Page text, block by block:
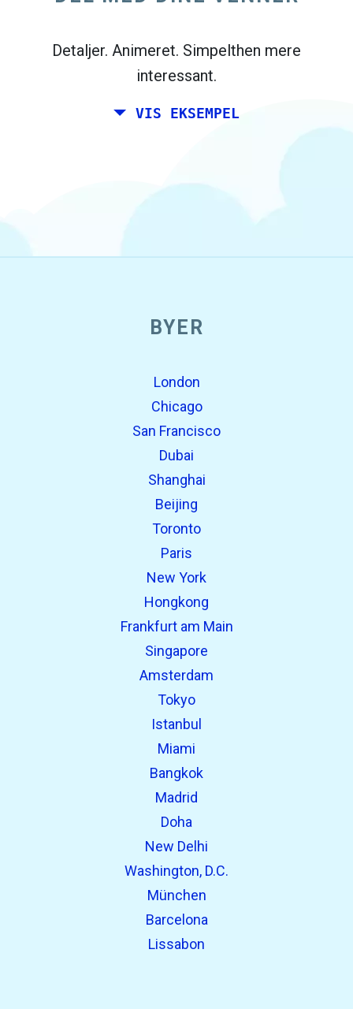
Madrid, og dine venner bor i Dublin og
Detaljer. Animeret. Simpelthen mere
interessant.
VIS EKSEMPEL
BYER
London
Chicago
San Francisco
Dubai
Shanghai
Beijing
Toronto
Paris
New York
Hongkong
Frankfurt am Main
Singapore
Amsterdam
Tokyo
Istanbul
Miami
Bangkok
Madrid
Doha
New Delhi
Washington, D.C.
München
Barcelona
Lissabon